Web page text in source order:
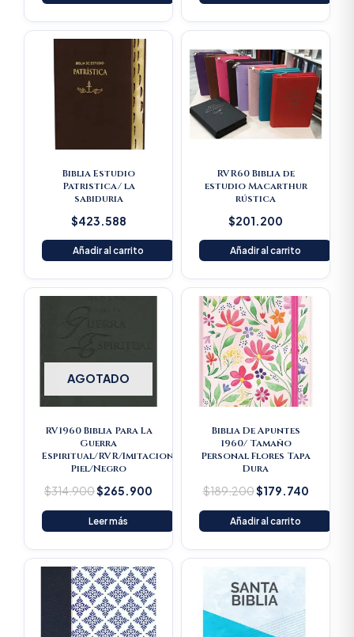
Biblia Estudio
Patristica/ la
sabiduria
$423.588
Añadir al carrito
RVR60 Biblia de
estudio Macarthur
rústica
$201.200
Añadir al carrito
AGOTADO
RV1960 Biblia Para La
Guerra
Espiritual/RVR/Imitacion
Piel/Negro
$314.900
Original
$314.900.
$265.900
Current
$265.900.
Leer más
Biblia De Apuntes
1960/ Tamaño
Personal Flores Tapa
Dura
$189.200
Original
price
was:
$189.200.
$179.740
Current
price
Añadir al carrito
Original
price
was:
$16.500.
Current
$15.675.